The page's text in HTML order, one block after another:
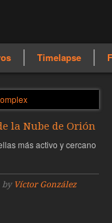
Timelapse
la Nube de Orión
más activo y cercano
by Víctor González